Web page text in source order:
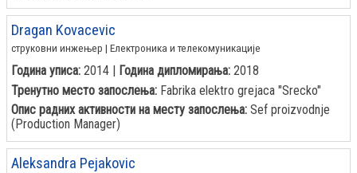
Dragan Kovacevic
струковни инжењер | Електроника и телекомуникације
Година уписа: 2014 | Година дипломирања: 2018
Тренутно место запослења: Fabrika elektro grejaca "Srecko"
Опис радних активности на месту запослења: Sef proizvodnje
(Production Manager)
Aleksandra Pejakovic